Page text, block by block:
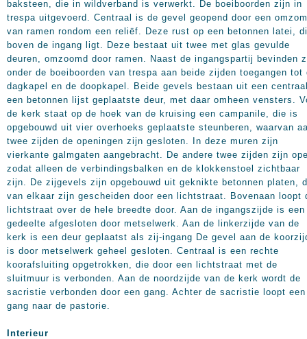
baksteen, die in wildverband is verwerkt. De boeiboorden zijn in
trespa uitgevoerd. Centraal is de gevel geopend door een
van ramen rondom een reliëf. Deze rust op een betonnen latei,
boven de ingang ligt. Deze bestaat uit twee met glas gevulde
deuren, omzoomd door ramen. Naast de ingangspartij bevinden
onder de boeiboorden van trespa aan beide zijden toegangen tot
dagkapel en de doopkapel. Beide gevels bestaan uit een
een betonnen lijst geplaatste deur, met daar omheen vensters.
de kerk staat op de hoek van de kruising een campanile, die is
opgebouwd uit vier overhoeks geplaatste steunberen, waarvan
twee zijden de openingen zijn gesloten. In deze muren zijn
vierkante galmgaten aangebracht. De andere twee zijden zijn
zodat alleen de verbindingsbalken en de klokkenstoel zichtbaar
zijn. De zijgevels zijn opgebouwd uit geknikte betonnen platen,
van elkaar zijn gescheiden door een lichtstraat. Bovenaan loopt
lichtstraat over de hele breedte door. Aan de ingangszijde is een
gedeelte afgesloten door metselwerk. Aan de linkerzijde van de
kerk is een deur geplaatst als zij-ingang De gevel aan de
is door metselwerk geheel gesloten. Centraal is een rechte
koorafsluiting opgetrokken, die door een lichtstraat met de
sluitmuur is verbonden. Aan de noordzijde van de kerk wordt de
sacristie verbonden door een gang. Achter de sacristie loopt een
gang naar de pastorie.
Interieur